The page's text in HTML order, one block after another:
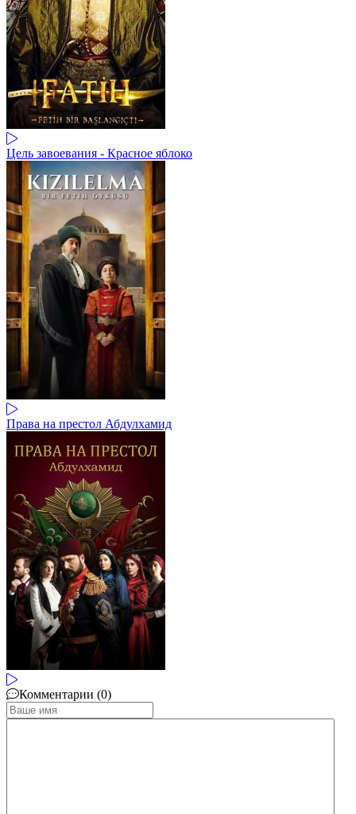
Цель завоевания - Красное яблоко
Права на престол Абдулхамид
Комментарии (0)